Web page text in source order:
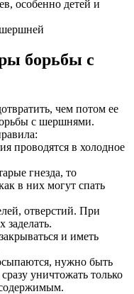
особенно детей и
борьбы с
чем потом ее
с шершнями.
проводятся в холодное
гнезда, то
в них могут спать
отверстий. При
заделать.
и иметь
нужно быть
уничтожать только